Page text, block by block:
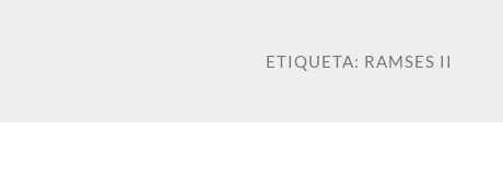
ETIQUETA: RAMSES II